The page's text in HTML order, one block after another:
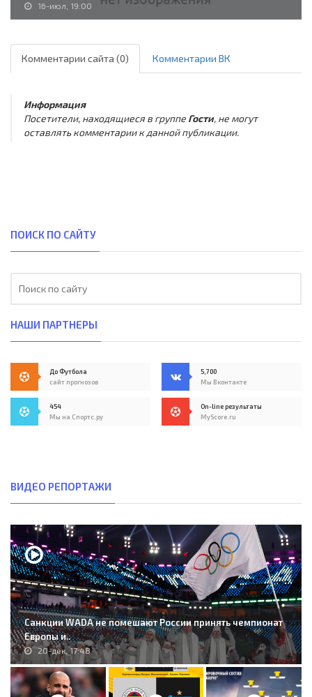
16-июл, 19:00
Комментарии сайта (0) Комментарии ВК
Информация
Посетители, находящиеся в группе Гости, не могут
оставлять комментарии к данной публикации.
ПОИСК ПО САЙТУ
НАШИ ПАРТНЕРЫ
До Футбола
сайт прогнозов
5,700
Мы Вконтакте
454
Мы на Спортс.ру
On-line результаты
MyScore.ru
ВИДЕО РЕПОРТАЖИ
Санкции WADA не помешают России принять чемпионат
Европы и..
20-дек, 17:48